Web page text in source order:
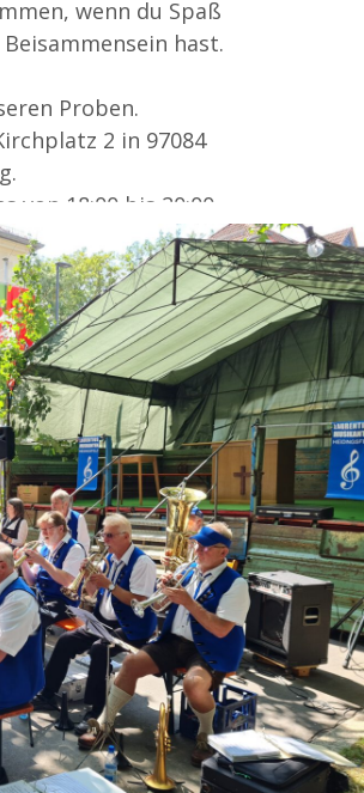
wenn du Spaß
hast.
Proben.
2 in 97084
von 18:00 bis 20:00